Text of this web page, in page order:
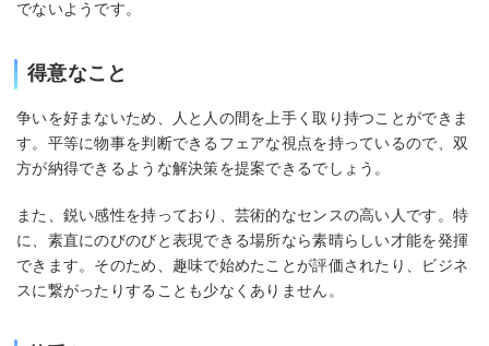
でないようです。
得意なこと
争いを好まないため、人と人の間を上手く取り持つことができま
す。平等に物事を判断できるフェアな視点を持っているので、双
方が納得できるような解決策を提案できるでしょう。
また、鋭い感性を持っており、芸術的なセンスの高い人です。特
に、素直にのびのびと表現できる場所なら素晴らしい才能を発揮
できます。そのため、趣味で始めたことが評価されたり、ビジネ
スに繋がったりすることも少なくありません。